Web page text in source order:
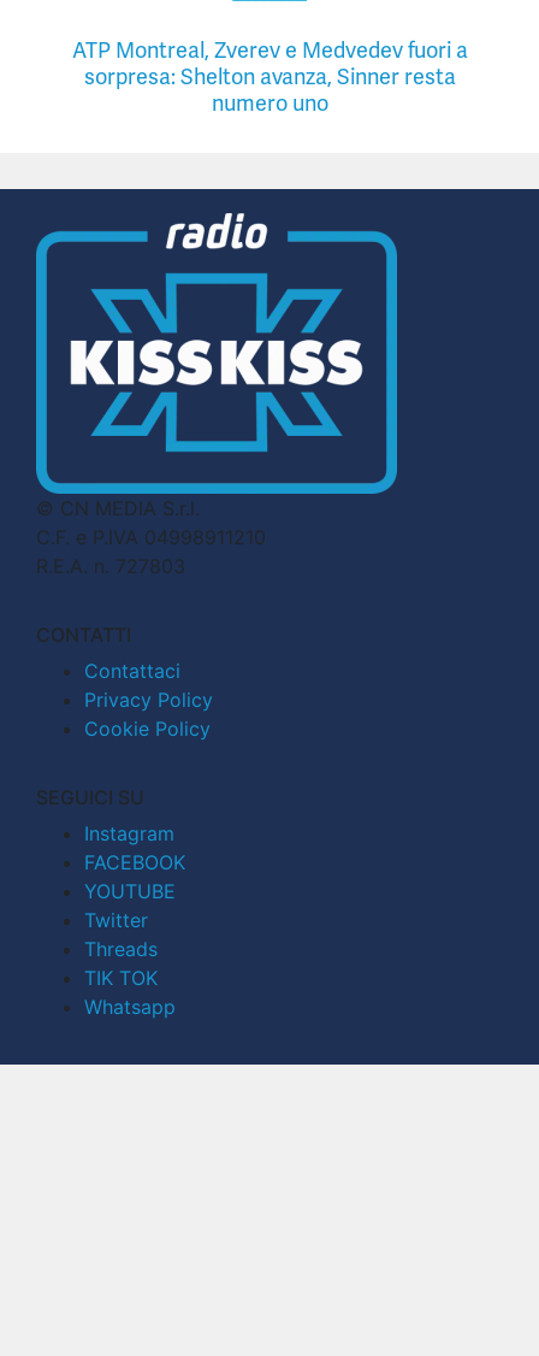
ATP Montreal, Zverev e Medvedev fuori a
sorpresa: Shelton avanza, Sinner resta
numero uno
© CN MEDIA S.r.l.
C.F. e P.IVA 04998911210
R.E.A. n. 727803
CONTATTI
Contattaci
Privacy Policy
Cookie Policy
SEGUICI SU
Instagram
FACEBOOK
YOUTUBE
Twitter
Threads
TIK TOK
Whatsapp